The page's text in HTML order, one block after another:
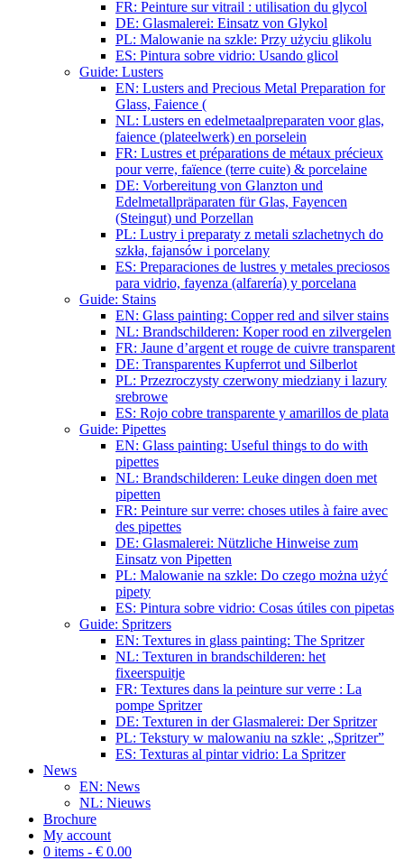
FR: Peinture sur vitrail : utilisation du glycol
DE: Glasmalerei: Einsatz von Glykol
PL: Malowanie na szkle: Przy użyciu glikolu
ES: Pintura sobre vidrio: Usando glicol
Guide: Lusters
EN: Lusters and Precious Metal Preparation for
Glass, Faience (
NL: Lusters en edelmetaalpreparaten voor glas,
faience (plateelwerk) en porselein
FR: Lustres et préparations de métaux précieux
pour verre, faïence (terre cuite) & porcelaine
DE: Vorbereitung von Glanzton und
Edelmetallpräparaten für Glas, Fayencen
(Steingut) und Porzellan
PL: Lustry i preparaty z metali szlachetnych do
szkła, fajansów i porcelany
ES: Preparaciones de lustres y metales preciosos
para vidrio, fayenza (alfarería) y porcelana
Guide: Stains
EN: Glass painting: Copper red and silver stains
NL: Brandschilderen: Koper rood en zilvergelen
FR: Jaune d’argent et rouge de cuivre transparent
DE: Transparentes Kupferrot und Silberlot
PL: Przezroczysty czerwony miedziany i lazury
srebrowe
ES: Rojo cobre transparente y amarillos de plata
Guide: Pipettes
EN: Glass painting: Useful things to do with
pipettes
NL: Brandschilderen: Leuke dingen doen met
pipetten
FR: Peinture sur verre: choses utiles à faire avec
des pipettes
DE: Glasmalerei: Nützliche Hinweise zum
Einsatz von Pipetten
PL: Malowanie na szkle: Do czego można użyć
pipety
ES: Pintura sobre vidrio: Cosas útiles con pipetas
Guide: Spritzers
EN: Textures in glass painting: The Spritzer
NL: Texturen in brandschilderen: het
fixeerspuitje
FR: Textures dans la peinture sur verre : La
pompe Spritzer
DE: Texturen in der Glasmalerei: Der Spritzer
PL: Tekstury w malowaniu na szkle: „Spritzer”
ES: Texturas al pintar vidrio: La Spritzer
News
EN: News
NL: Nieuws
Brochure
My account
0 items - € 0.00